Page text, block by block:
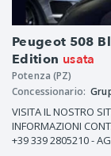
Peugeot 508
Edition usata
Potenza (PZ)
Concessionario:
VISITA IL NOSTRO
INFORMAZIONI
+39 339 2805210 -